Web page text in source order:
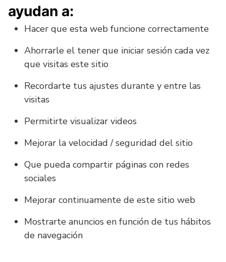
ayudan a:
Hacer que esta web funcione correctamente
Ahorrarle el tener que iniciar sesión cada vez
que visitas este sitio
Recordarte tus ajustes durante y entre las
visitas
Permitirte visualizar videos
Mejorar la velocidad / seguridad del sitio
Que pueda compartir páginas con redes
sociales
Mejorar continuamente de este sitio web
Mostrarte anuncios en función de tus hábitos
de navegación